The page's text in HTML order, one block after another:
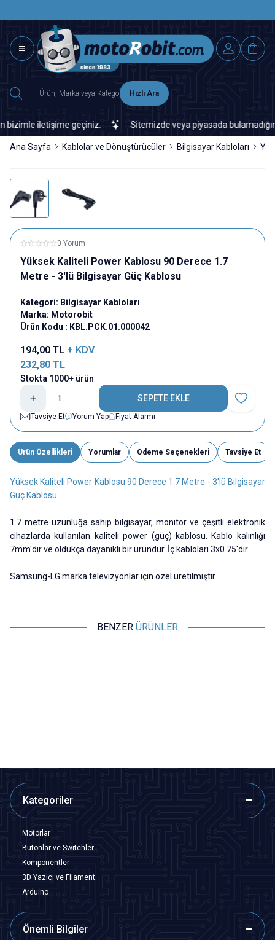
Hızlı Ara
iletişime geçiniz. Sitemizde veya piyasada
Ana Sayfa Kablolar ve Dönüştürücüler Bilgisayar Kabloları
0 Yorum
Yüksek Kaliteli Power Kablosu 90 Derece 1.7
Metre - 3'lü Bilgisayar Güç Kablosu
Kategori: Bilgisayar Kabloları
Marka: Motorobit
Ürün Kodu : KBL.PCK.01.000042
194,00 TL + KDV
232,80 TL
Stokta 1000+ ürün
SEPETE EKLE
Favoriye
Tavsiye Et
Yorum Yap Fiyat Alarmı
Ürün Özellikleri Yorumlar Ödeme Seçenekleri Tavsiye Et
Yüksek Kaliteli Power Kablosu 90 Derece 1.7 Metre - 3'lü Bilgisayar
Güç Kablosu
1.7 metre uzunluğa sahip bilgisayar, monitör ve çeşitli elektronik
cihazlarda kullanılan kaliteli power (güç) kablosu. Kablo kalınlığı
7mm'dir ve oldukça dayanıklı bir üründür. İç kabloları 3x0.75'dir.
Samsung-LG marka televizyonlar için özel üretilmiştir.
BENZER ÜRÜNLER
Kategoriler
Motorlar
Butonlar ve Switchler
Komponentler
3D Yazıcı ve Filament
Arduino
Önemli Bilgiler